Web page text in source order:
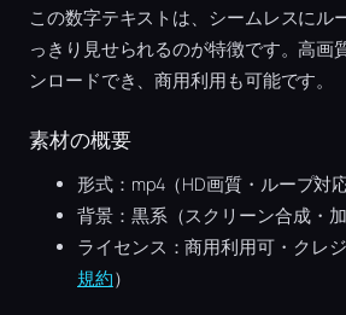
この数字テキストは、シームレスにル
っきり見せられるのが特徴です。高画
ンロードでき、商用利用も可能です。
素材の概要
形式：mp4（HD画質・ループ対応
背景：黒系（スクリーン合成・加
ライセンス：商用利用可・クレ
規約）